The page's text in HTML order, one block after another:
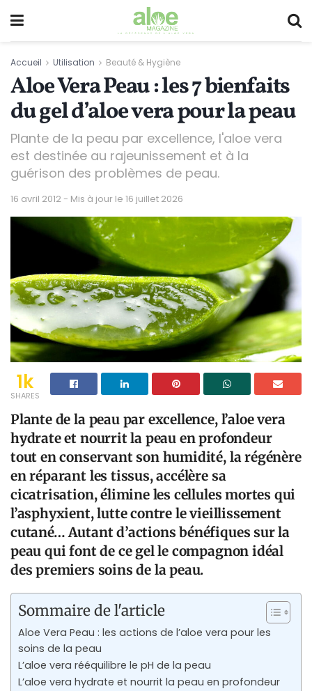
Accueil Utilisation Beauté & Hygiène
Aloe Vera Peau : les 7 bienfaits
du gel d’aloe vera pour la peau
Plante de la peau par excellence, l'aloe vera
est destinée au rajeunissement et à la
guérison des problèmes de peau.
16 avril 2012 - Mis à jour le 16 juillet 2026
1k
SHARES
Plante de la peau par excellence, l’aloe vera
hydrate et nourrit la peau en profondeur
tout en conservant son humidité, la régénère
en réparant les tissus, accélère sa
cicatrisation, élimine les cellules mortes qui
l’asphyxient, lutte contre le vieillissement
cutané… Autant d’actions bénéfiques sur la
peau qui font de ce gel le compagnon idéal
des premiers soins de la peau.
Sommaire de l'article
Aloe Vera Peau : les actions de l’aloe vera pour les
soins de la peau
L’aloe vera rééquilibre le pH de la peau
L’aloe vera hydrate et nourrit la peau en profondeur